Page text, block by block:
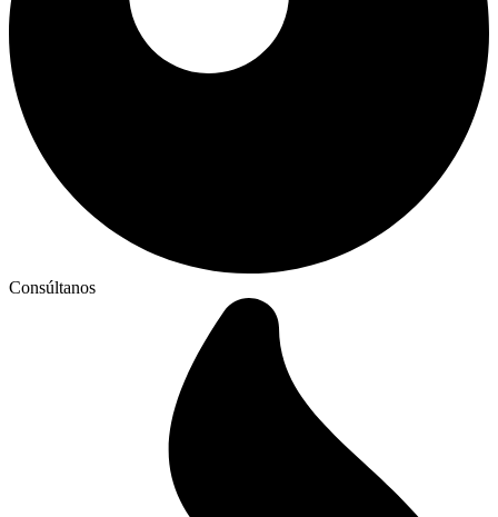
Consúltanos